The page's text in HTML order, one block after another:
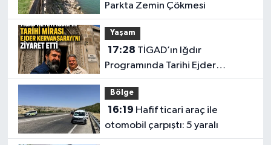
Parkta Zemin Çökmesi
Yaşam
17:28
Programında Tarihi Ejder
Kervansarayı Ziyareti
Bölge
16:19
otomobil çarpıştı: 5 yaralı